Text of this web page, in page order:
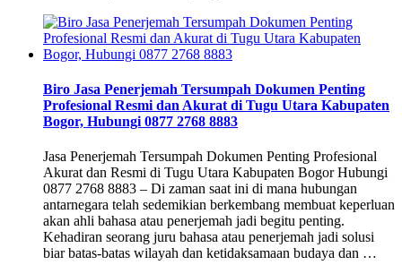
Biro Jasa Penerjemah Tersumpah Dokumen Penting
Profesional Resmi dan Akurat di Tugu Utara Kabupaten
Bogor, Hubungi 0877 2768 8883
Jasa Penerjemah Tersumpah Dokumen Penting Profesional
Akurat dan Resmi di Tugu Utara Kabupaten Bogor Hubungi
0877 2768 8883 – Di zaman saat ini di mana hubungan
antarnegara telah sedemikian berkembang membuat keperluan
akan ahli bahasa atau penerjemah jadi begitu penting.
Kehadiran seorang juru bahasa atau penerjemah jadi solusi
biar batas-batas wilayah dan ketidaksamaan budaya dan …